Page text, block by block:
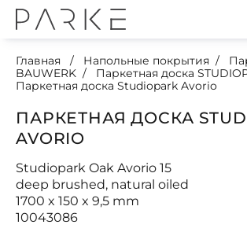
Главная Напольные покрытия
BAUWERK
Паркетная доска
Паркетная доска Studiopark Avorio
ПАРКЕТНАЯ ДОСКА
AVORIO
Studiopark Oak Avorio 15
deep brushed, natural oiled
1700 x 150 x 9,5 mm
10043086